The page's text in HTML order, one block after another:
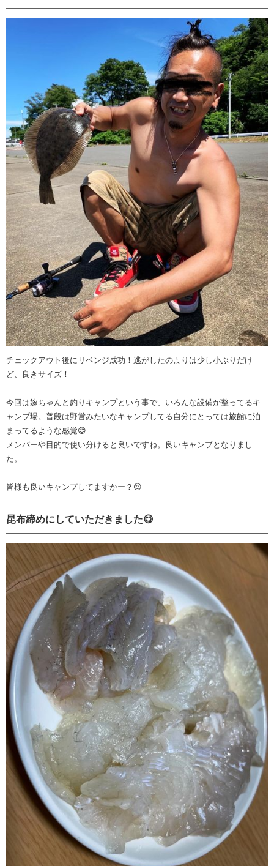
チェックアウト後にリベンジ成功！逃がしたのよりは少し小ぶりだけ
ど、良きサイズ！
今回は嫁ちゃんと釣りキャンプという事で、いろんな設備が整ってるキ
ャンプ場。普段は野営みたいなキャンプしてる自分にとっては旅館に泊
まってるような感覚😌
メンバーや目的で使い分けると良いですね。良いキャンプとなりまし
た。
皆様も良いキャンプしてますかー？😌
昆布締めにしていただきました😋